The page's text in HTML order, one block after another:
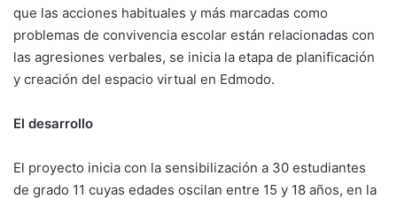
que las acciones habituales y más marcadas como
problemas de convivencia escolar están relacionadas con
las agresiones verbales, se inicia la etapa de planificación
y creación del espacio virtual en Edmodo.
El desarrollo
El proyecto inicia con la sensibilización a 30 estudiantes
de grado 11 cuyas edades oscilan entre 15 y 18 años, en la